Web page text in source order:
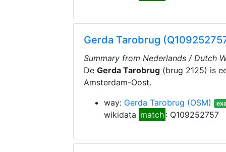
Gerda Tarobrug
Summary from Nederlands / Dutch
De Gerda Tarobrug (brug 2125) is
Amsterdam-Oost.
way: Gerda Tarobrug (OSM)
wikidata match : Q109252757